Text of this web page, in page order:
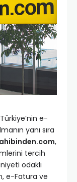
e-
yanı sıra
,
tercih
odaklı
e-Fatura ve